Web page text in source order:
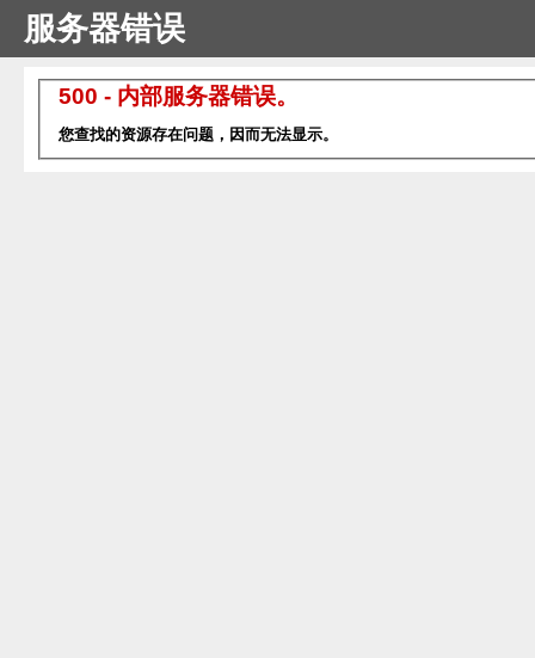
服务器错误
500 - 内部服务器错误。
您查找的资源存在问题，因而无法显示。